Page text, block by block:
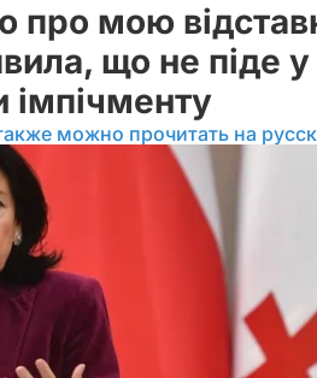
про мою
що не піде у
імпічменту
можно прочитать на